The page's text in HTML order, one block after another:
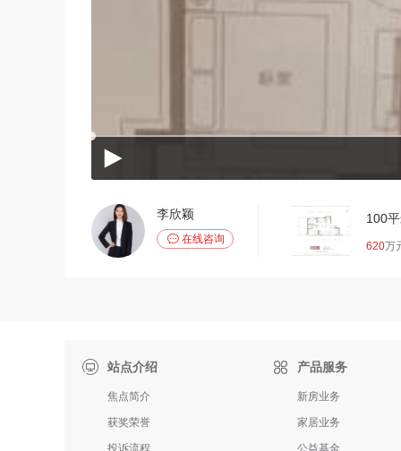
李欣颖
 在线咨询
100
620万
站点介绍
焦点简介
获奖荣誉
投诉流程
 产品服务
新房业务
家居业务
公益基金